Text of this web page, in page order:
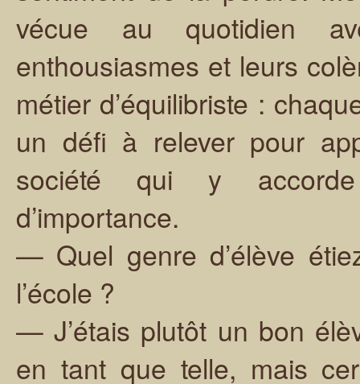
vécue au quotidien
enthousiasmes et leurs
métier d’équilibriste :
un défi à relever pour
société qui y accorde
d’importance.
— Quel genre d’élève
l’école ?
— J’étais plutôt un bon
en tant que telle, mais